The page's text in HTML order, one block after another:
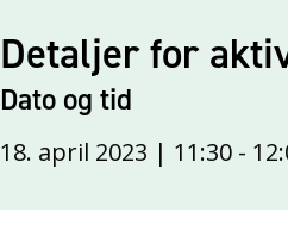
Detaljer for
Dato og tid
18. april 2023 | 11:30 -